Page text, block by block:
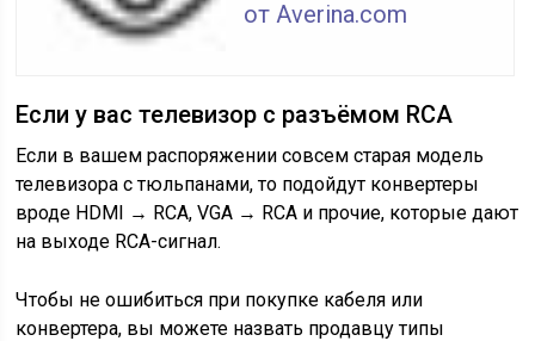
от Averina.com
Если у вас телевизор с разъёмом RCA
Если в вашем распоряжении совсем старая модель
телевизора с тюльпанами, то подойдут конвертеры
вроде HDMI → RCA, VGA → RCA и прочие, которые дают
на выходе RCA-сигнал.
Чтобы не ошибиться при покупке кабеля или
конвертера, вы можете назвать продавцу типы